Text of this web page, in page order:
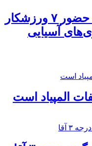
۲ مدال برنز نتیجه حضور ۷ ورزشکار
آسیایی
المپیاد است